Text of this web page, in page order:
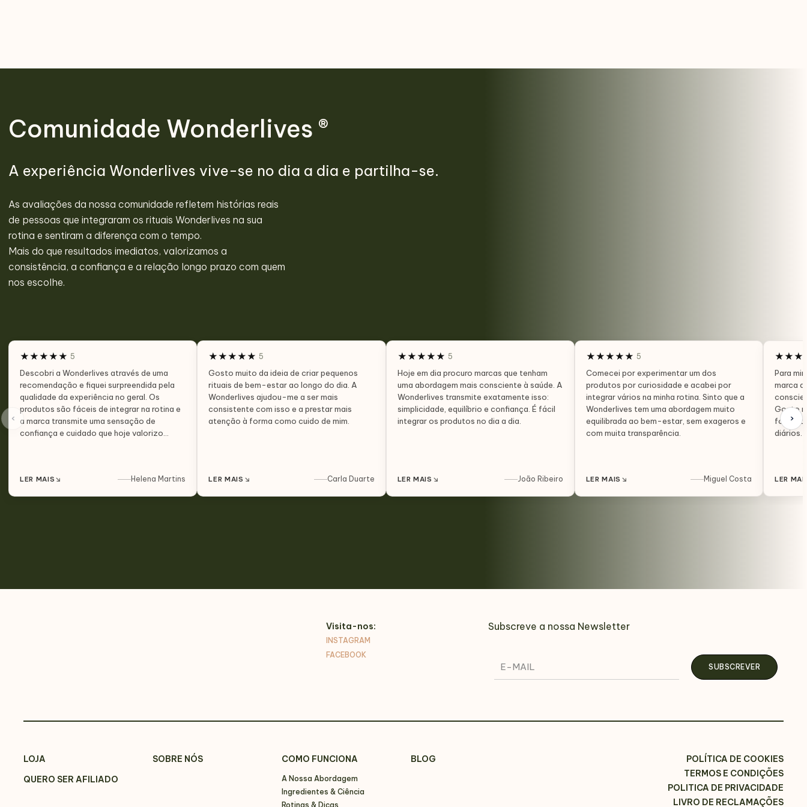
Comunidade Wonderlives ®
A experiência Wonderlives vive-se no dia a dia e partilha-se.
As avaliações da nossa comunidade refletem histórias reais
de pessoas que integraram os rituais Wonderlives na sua
rotina e sentiram a diferença com o tempo.
Mais do que resultados imediatos, valorizamos a
consistência, a confiança e a relação longo prazo com quem
nos escolhe.
‹
★★★★★ 5
Descobri a Wonderlives através de uma
recomendação e fiquei surpreendida pela
qualidade da experiência no geral. Os
produtos são fáceis de integrar na rotina e
a marca transmite uma sensação de
confiança e cuidado que hoje valorizo
LER MAIS ↘ Helena Martins
★★★★★ 5
Gosto muito da ideia de criar pequenos
rituais de bem-estar ao longo do dia. A
Wonderlives ajudou-me a ser mais
consistente com isso e a prestar mais
atenção à forma como cuido de mim.
LER MAIS ↘ Carla Duarte
★★★★★ 5
Hoje em dia procuro marcas que tenham
uma abordagem mais consciente à saúde. A
Wonderlives transmite exatamente isso:
simplicidade, equilíbrio e confiança. É fácil
integrar os produtos no dia a dia.
LER MAIS ↘ João Ribeiro
★★★★★ 5
Comecei por experimentar um dos
produtos por curiosidade e acabei por
integrar vários na minha rotina. Sinto que a
Wonderlives tem uma abordagem muito
equilibrada ao bem-estar, sem exageros e
com muita transparência.
LER MAIS ↘ Miguel Costa
★★★
Para
marca
Gosto
forma
diários.
LER
›
Visita-nos:
INSTAGRAM
FACEBOOK
Subscreve a nossa Newsletter
LOJA
QUERO SER AFILIADO
SOBRE NÓS COMO FUNCIONA
A Nossa Abordagem
Ingredientes & Ciência
Rotinas & Dicas
BLOG
POLÍTICA DE COOKIES
TERMOS E CONDIÇÕES
POLITICA DE PRIVACIDADE
LIVRO DE RECLAMAÇÕES